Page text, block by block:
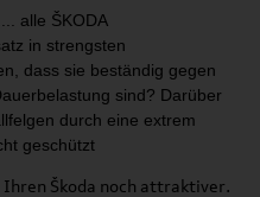
... alle ŠKODA
in strengsten
dass sie beständig gegen
belastung sind? Darüber
durch eine extrem
geschützt
Ihren Škoda noch attraktiver.